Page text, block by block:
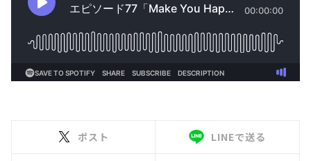
ポスト LINEで送る